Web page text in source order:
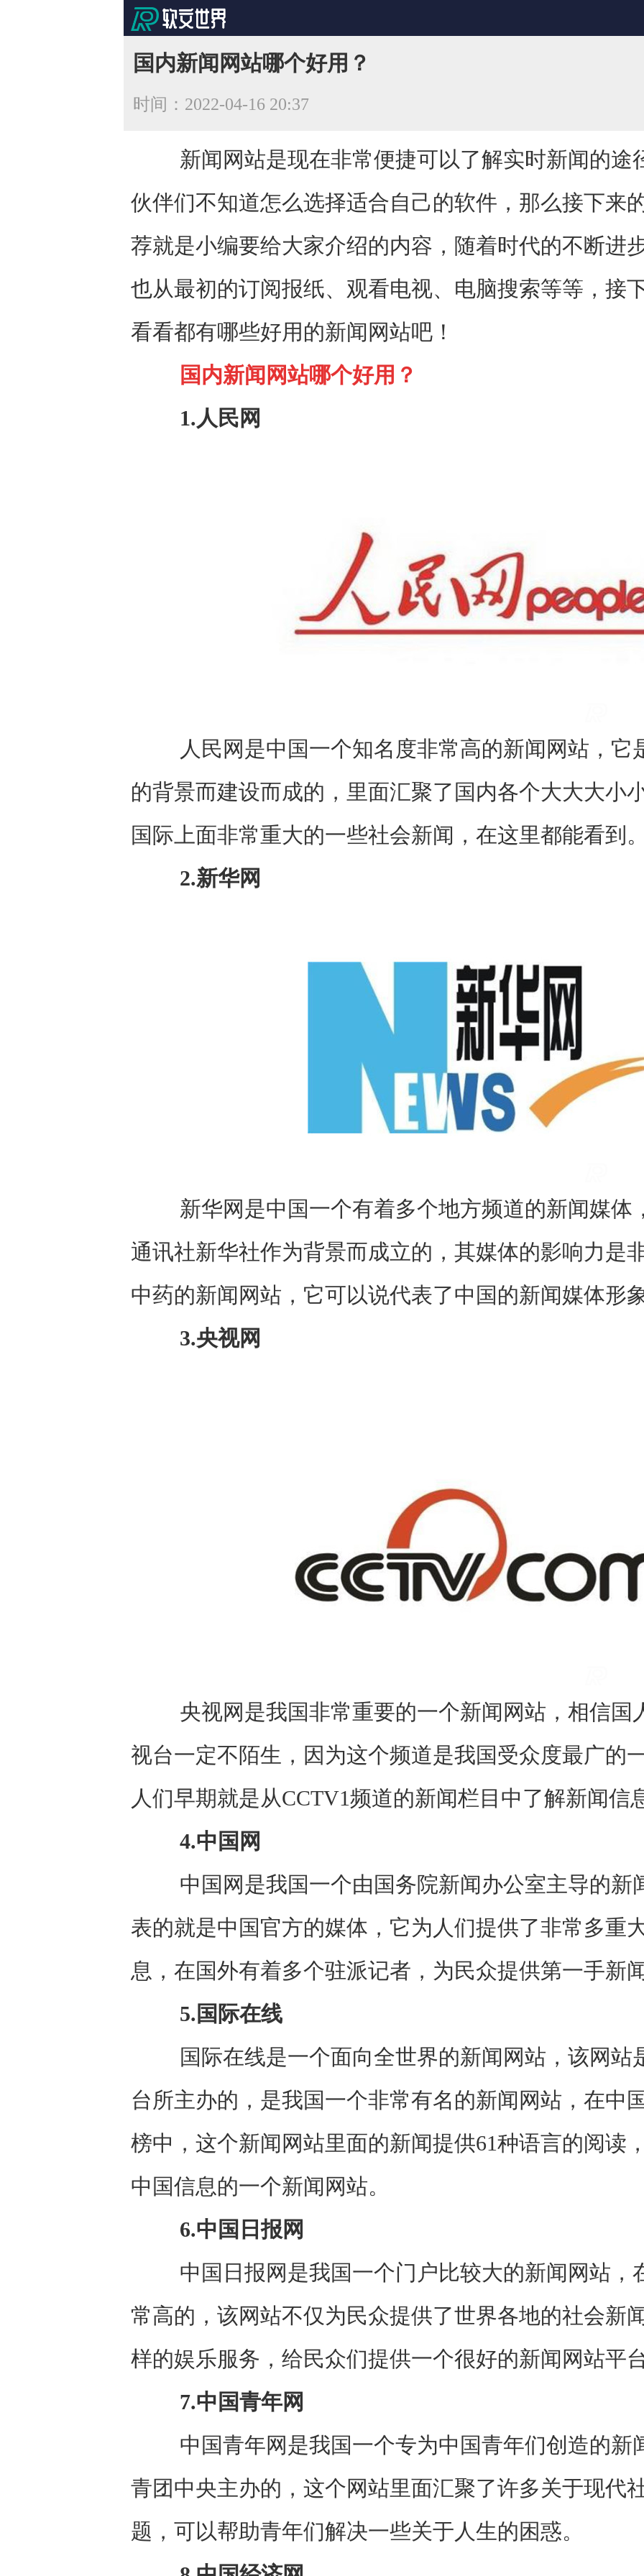
国内新闻网站哪个好用？
时间： 2022-04-16 20:37
新闻网站是现在非常便捷可以了解实时新闻的途
伙伴们不知道怎么选择适合自己的软件，那么接下来
荐就是小编要给大家介绍的内容，随着时代的不断进
也从最初的订阅报纸、观看电视、电脑搜索等等，接
看看都有哪些好用的新闻网站吧！
国内新闻网站哪个好用？
1.人民网
人民网是中国一个知名度非常高的新闻网站，它
的背景而建设而成的，里面汇聚了国内各个大大大小
国际上面非常重大的一些社会新闻，在这里都能看到
2.新华网
新华网是中国一个有着多个地方频道的新闻媒体
通讯社新华社作为背景而成立的，其媒体的影响力是
中药的新闻网站，它可以说代表了中国的新闻媒体形
3.央视网
央视网是我国非常重要的一个新闻网站，相信国
视台一定不陌生，因为这个频道是我国受众度最广的
人们早期就是从CCTV1频道的新闻栏目中了解新闻信
4.中国网
中国网是我国一个由国务院新闻办公室主导的新
表的就是中国官方的媒体，它为人们提供了非常多重
息，在国外有着多个驻派记者，为民众提供第一手新
5.国际在线
国际在线是一个面向全世界的新闻网站，该网站
台所主办的，是我国一个非常有名的新闻网站，在中
榜中，这个新闻网站里面的新闻提供61种语言的阅读
中国信息的一个新闻网站。
6.中国日报网
中国日报网是我国一个门户比较大的新闻网站，
常高的，该网站不仅为民众提供了世界各地的社会新
样的娱乐服务，给民众们提供一个很好的新闻网站平
7.中国青年网
中国青年网是我国一个专为中国青年们创造的新
青团中央主办的，这个网站里面汇聚了许多关于现代
题，可以帮助青年们解决一些关于人生的困惑。